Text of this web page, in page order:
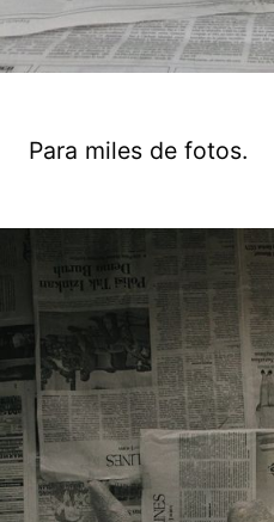
Para miles de fotos.